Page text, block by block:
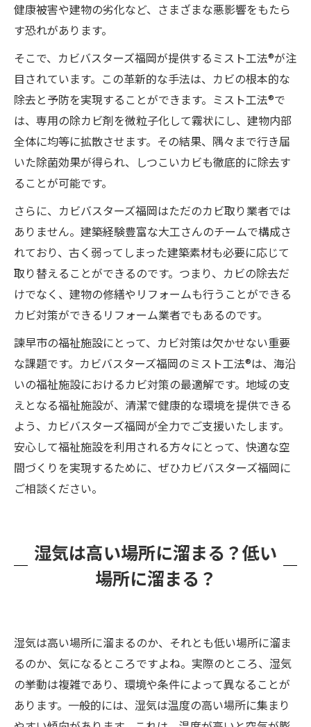
健康被害や建物の劣化など、さまざまな悪影響をもたら
す恐れがあります。
そこで、カビバスターズ福岡が提供するミスト工法®が注
目されています。この革新的な手法は、カビの根本的な
除去と予防を実現することができます。ミスト工法®で
は、専用の除カビ剤を微粒子化して霧状にし、建物内部
全体に均等に拡散させます。その結果、隅々まで行き届
いた除菌効果が得られ、しつこいカビも徹底的に除去す
ることが可能です。
さらに、カビバスターズ福岡はただのカビ取り業者では
ありません。建築経験豊富な大工さんのチームで構成さ
れており、古く弱ってしまった建築素材も必要に応じて
取り替えることができるのです。つまり、カビの除去だ
けでなく、建物の修繕やリフォームも行うことができる
カビ対策ができるリフォーム業者でもあるのです。
諫早市の福祉施設にとって、カビ対策は欠かせない重要
な課題です。カビバスターズ福岡のミスト工法®は、海沿
いの福祉施設におけるカビ対策の最適解です。地域の支
えとなる福祉施設が、清潔で健康的な環境を提供できる
よう、カビバスターズ福岡が全力でご支援いたします。
安心して福祉施設を利用される方々にとって、快適な空
間づくりを実現するために、ぜひカビバスターズ福岡に
ご相談ください。
湿気は高い場所に溜まる？低い
場所に溜まる？
湿気は高い場所に溜まるのか、それとも低い場所に溜ま
るのか、気になるところですよね。実際のところ、湿気
の挙動は複雑であり、環境や条件によって異なることが
あります。一般的には、湿気は温度の高い場所に集まり